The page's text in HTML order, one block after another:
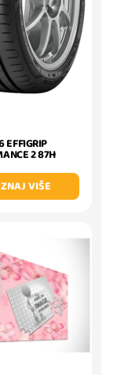
EFFIGRIP
2 87H
VIŠE